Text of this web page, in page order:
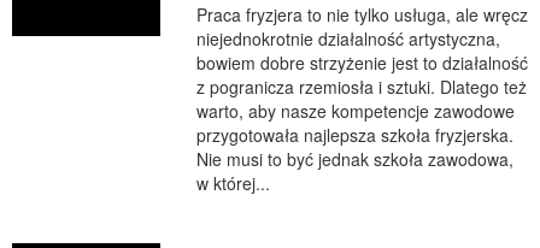
Praca fryzjera to nie tylko usługa, ale wręcz
niejednokrotnie działalność artystyczna,
bowiem dobre strzyżenie jest to działalność
z pogranicza rzemiosła i sztuki. Dlatego też
warto, aby nasze kompetencje zawodowe
przygotowała najlepsza szkoła fryzjerska.
Nie musi to być jednak szkoła zawodowa,
w której...